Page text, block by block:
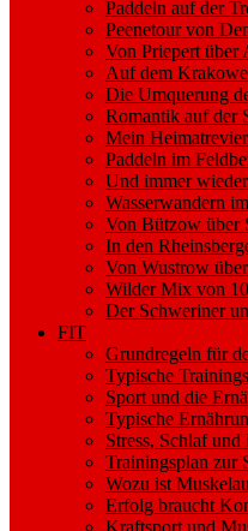
Paddeln auf der
Peenetour von
Von Priepert über
Auf dem
Die Umquerung
Romantik auf der
Mein
Paddeln im
Und immer
Wasserwandern
Von Bützow über
In den
Von Wustrow
Wilder Mix von
Der Schweriner
FIT
Grundregeln für
Typische
Sport und die
Typische
Stress, Schlaf und
Trainingsplan zur
Wozu ist
Erfolg braucht
Kraftsport und